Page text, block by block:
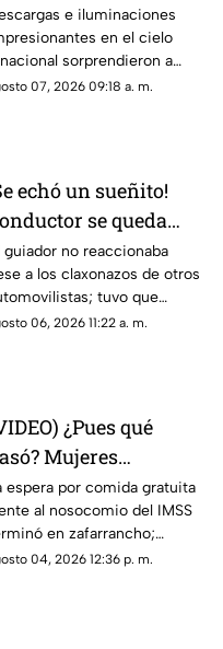
eléctrica de
jueves en Ciudad
e iluminaciones
en el cielo
sorprendieron a
de Ciudad Juárez y
07, 2026 09:18 a. m.
echó un sueñito!
se queda
en la fila del
libre y se
en Ciudad
guiador no reaccionaba
a los claxonazos de otros
tuvo que
un agente de CBP
06, 2026 11:22 a. m.
¿Pues qué
Mujeres
peculiar
con jalones de
en fila de
y desatan
espera por comida gratuita
al nosocomio del IMSS
en zafarrancho;
tuvieron que
04, 2026 12:36 p. m.